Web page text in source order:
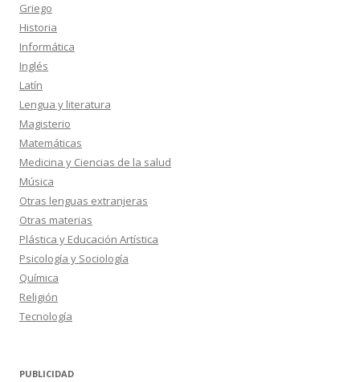
Griego
Historia
Informática
Inglés
Latín
Lengua y literatura
Magisterio
Matemáticas
Medicina y Ciencias de la salud
Música
Otras lenguas extranjeras
Otras materias
Plástica y Educación Artística
Psicología y Sociología
Química
Religión
Tecnología
PUBLICIDAD